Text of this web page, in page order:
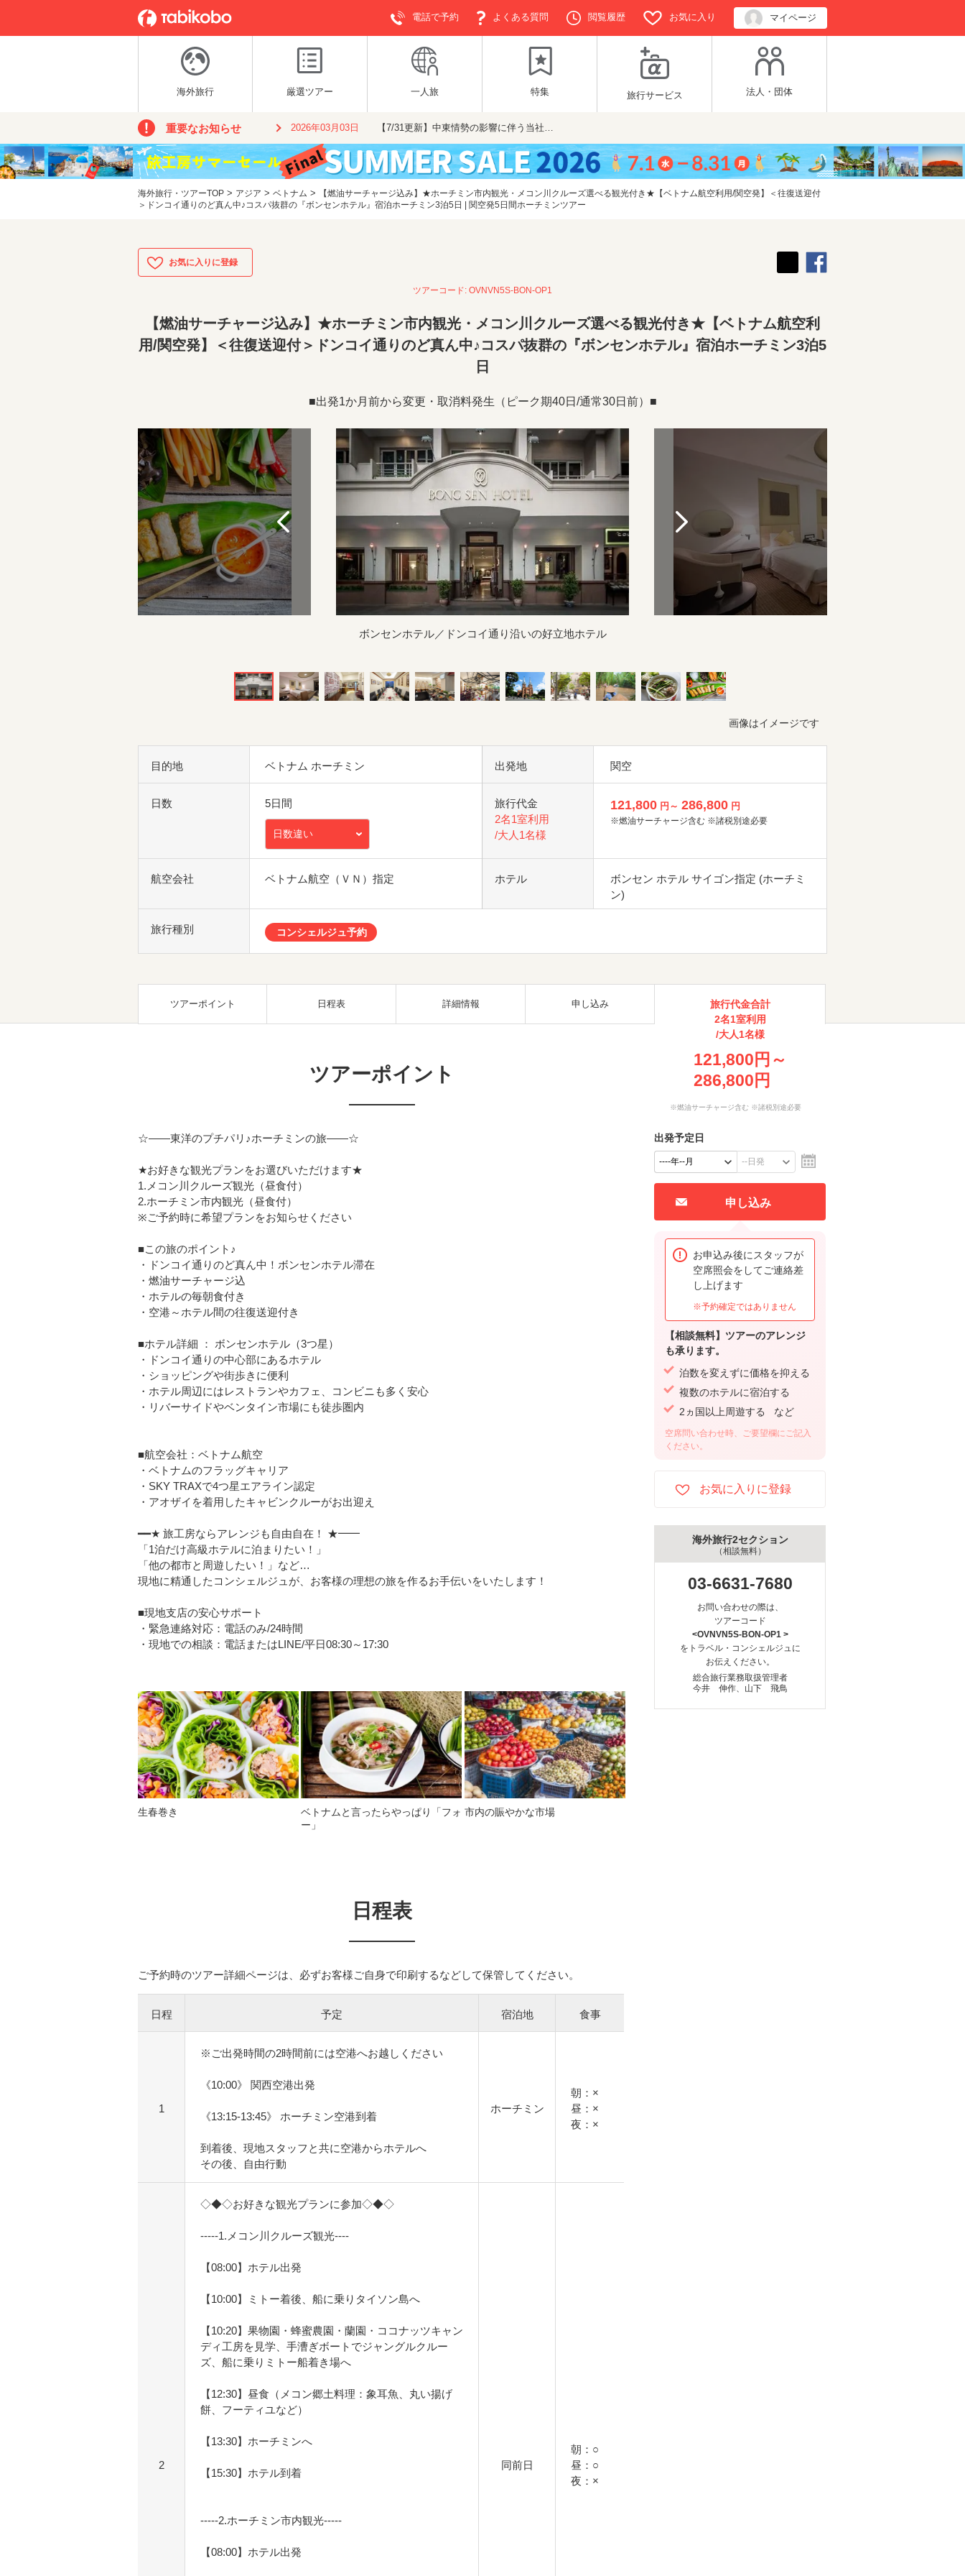
電話で予約 よくある質問 閲覧履歴 お気に入り マイページ
海外旅行 厳選ツアー 一人旅 特集 旅行サービス 法人・団体
重要なお知らせ 2026年03月03日 【7/31更新】中東情勢の影響に伴う当社…
海外旅行・ツアーTOP > アジア > ベトナム >
【燃油サーチャージ込み】★ホーチミン市内観光・メコン川クルーズ選べる観光付き★【ベトナム航空利用/関空発】＜往復送迎付
＞ドンコイ通りのど真ん中♪コスパ抜群の『ボンセンホテル』宿泊ホーチミン3泊5日 | 関空発5日間ホーチミンツアー
ツアーコード: OVNVN5S-BON-OP1
【燃油サーチャージ込み】★ホーチミン市内観光・メコン川クルーズ選べる観光付き★【ベトナム航空利
用/関空発】＜往復送迎付＞ドンコイ通りのど真ん中♪コスパ抜群の『ボンセンホテル』宿泊ホーチミン3泊5
日
■出発1か月前から変更・取消料発生（ピーク期40日/通常30日前）■
ボンセンホテル／ドンコイ通り沿いの好立地ホテル
画像はイメージです
目的地 ベトナム ホーチミン 出発地 関空
日数 5日間
日数違い
旅行代金
2名1室利用
/大人1名様
121,800 円～ 286,800 円
※燃油サーチャージ含む ※諸税別途必要
航空会社 ベトナム航空（ＶＮ）指定 ホテル
ボンセン ホテル サイゴン指定 (ホーチミ
ン)
旅行種別 コンシェルジュ予約
ツアーポイント 日程表 詳細情報 申し込み
ツアーポイント
☆――東洋のプチパリ♪ホーチミンの旅――☆
★お好きな観光プランをお選びいただけます★
1.メコン川クルーズ観光（昼食付）
2.ホーチミン市内観光（昼食付）
※ご予約時に希望プランをお知らせください
■この旅のポイント♪
・ドンコイ通りのど真ん中！ボンセンホテル滞在
・燃油サーチャージ込
・ホテルの毎朝食付き
・空港～ホテル間の往復送迎付き
■ホテル詳細 ： ボンセンホテル（3つ星）
・ドンコイ通りの中心部にあるホテル
・ショッピングや街歩きに便利
・ホテル周辺にはレストランやカフェ、コンビニも多く安心
・リバーサイドやベンタイン市場にも徒歩圏内
■航空会社：ベトナム航空
・ベトナムのフラッグキャリア
・SKY TRAXで4つ星エアライン認定
・アオザイを着用したキャビンクルーがお出迎え
━━★ 旅工房ならアレンジも自由自在！ ★━━
「1泊だけ高級ホテルに泊まりたい！」
「他の都市と周遊したい！」など…
現地に精通したコンシェルジュが、お客様の理想の旅を作るお手伝いをいたします！
■現地支店の安心サポート
・緊急連絡対応：電話のみ/24時間
・現地での相談：電話またはLINE/平日08:30～17:30
生春巻き
ベトナムと言ったらやっぱり「フォ
ー」
市内の賑やかな市場
日程表
ご予約時のツアー詳細ページは、必ずお客様ご自身で印刷するなどして保管してください。
日程 予定 宿泊地 食事
1
※ご出発時間の2時間前には空港へお越しください
《10:00》 関西空港出発
《13:15-13:45》 ホーチミン空港到着
到着後、現地スタッフと共に空港からホテルへ
その後、自由行動
ホーチミン
朝：×
昼：×
夜：×
2
◇◆◇お好きな観光プランに参加◇◆◇
-----1.メコン川クルーズ観光----
【08:00】ホテル出発
【10:00】ミトー着後、船に乗りタイソン島へ
【10:20】果物園・蜂蜜農園・蘭園・ココナッツキャン
ディ工房を見学、手漕ぎボートでジャングルクルー
ズ、船に乗りミトー船着き場へ
【12:30】昼食（メコン郷土料理：象耳魚、丸い揚げ
餅、フーティユなど）
【13:30】ホーチミンへ
【15:30】ホテル到着
-----2.ホーチミン市内観光-----
【08:00】ホテル出発
同前日
朝：○
昼：○
夜：×
旅行代金合計
2名1室利用
/大人1名様
121,800円～
286,800円
※燃油サーチャージ含む ※諸税別途必要
出発予定日
申し込み
お申込み後にスタッフが
空席照会をしてご連絡差
し上げます
※予約確定ではありません
【相談無料】ツアーのアレンジ
も承ります。
泊数を変えずに価格を抑える
複数のホテルに宿泊する
2ヵ国以上周遊する など
空席問い合わせ時、ご要望欄にご記入
ください。
海外旅行2セクション
（相談無料）
03-6631-7680
お問い合わせの際は、
ツアーコード
<OVNVN5S-BON-OP1 >
をトラベル・コンシェルジュに
お伝えください。
総合旅行業務取扱管理者
今井 伸作、山下 飛鳥